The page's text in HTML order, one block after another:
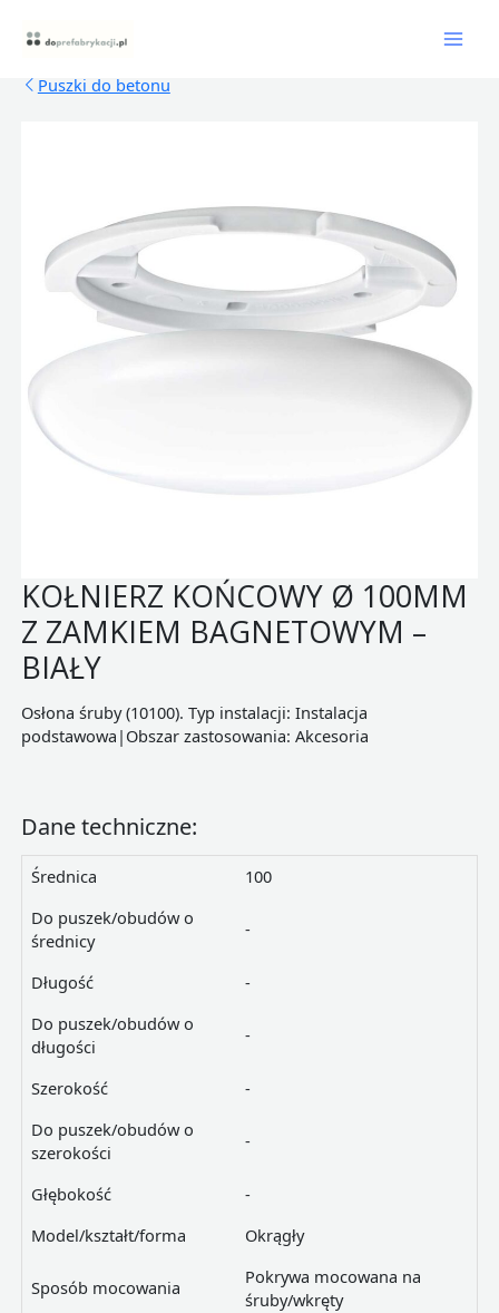
Puszki do betonu
KOŁNIERZ KOŃCOWY Ø 100MM
Z ZAMKIEM BAGNETOWYM –
BIAŁY
Osłona śruby (10100). Typ instalacji: Instalacja
podstawowa|Obszar zastosowania: Akcesoria
Dane techniczne:
Średnica
100
Do puszek/obudów o
średnicy
-
Długość
-
Do puszek/obudów o
długości
-
Szerokość
-
Do puszek/obudów o
szerokości
-
Głębokość
-
Model/kształt/forma
Okrągły
Sposób mocowania
Pokrywa mocowana na
śruby/wkręty